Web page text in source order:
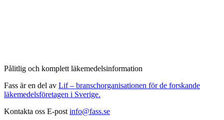
Pålitlig och komplett läkemedelsinformation
Fass är en del av Lif – branschorganisationen för de forskande
läkemedelsföretagen i Sverige.
Kontakta oss E-post info@fass.se